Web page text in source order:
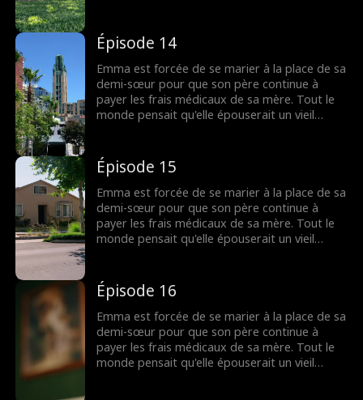
famille Anderson. Tommy développe un petit
faible pour Emma, soutenant secrètement sa
carrière et la protégeant lorsqu'elle en a
besoin. Mais quand la vérité éclate sur les
raisons pour lesquelles Tommy a accepté
d'épouser Emma, cette dernière choisira-t-elle
Épisode 14
Emma est forcée de se marier à la place de sa
demi-sœur pour que son père continue à
payer les frais médicaux de sa mère. Tout le
monde pensait qu'elle épouserait un vieil
famille Anderson. Tommy développe un petit
faible pour Emma, soutenant secrètement sa
carrière et la protégeant lorsqu'elle en a
besoin. Mais quand la vérité éclate sur les
raisons pour lesquelles Tommy a accepté
d'épouser Emma, cette dernière choisira-t-elle
Épisode 15
Emma est forcée de se marier à la place de sa
demi-sœur pour que son père continue à
payer les frais médicaux de sa mère. Tout le
monde pensait qu'elle épouserait un vieil
famille Anderson. Tommy développe un petit
faible pour Emma, soutenant secrètement sa
carrière et la protégeant lorsqu'elle en a
besoin. Mais quand la vérité éclate sur les
raisons pour lesquelles Tommy a accepté
d'épouser Emma, cette dernière choisira-t-elle
Épisode 16
Emma est forcée de se marier à la place de sa
demi-sœur pour que son père continue à
payer les frais médicaux de sa mère. Tout le
monde pensait qu'elle épouserait un vieil